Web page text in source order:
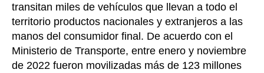
transitan miles de vehículos que llevan a todo el
territorio productos nacionales y extranjeros a las
manos del consumidor final. De acuerdo con el
Ministerio de Transporte, entre enero y noviembre
de 2022 fueron movilizadas más de 123 millones